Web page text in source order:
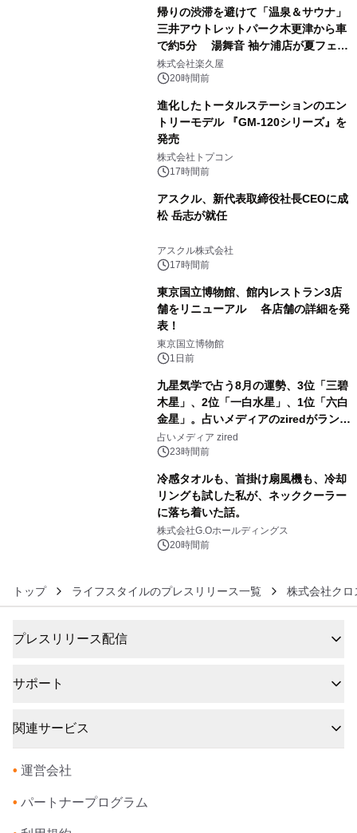
帰りの渋滞を避けて「温泉＆サウナ」
三井アウトレットパーク木更津から車
で約5分 湯舞音 袖ケ浦店が夏フェア
メニューを提供
株式会社楽久屋
20時間前
進化したトータルステーションのエン
トリーモデル 『GM-120シリーズ』を
発売
株式会社トプコン
17時間前
アスクル、新代表取締役社長CEOに成
松 岳志が就任
アスクル株式会社
17時間前
東京国立博物館、館内レストラン3店
舗をリニューアル 各店舗の詳細を発
表！
東京国立博物館
1日前
九星気学で占う8月の運勢、3位「三碧
木星」、2位「一白水星」、1位「六白
金星」。占いメディアのziredがランキ
ングを発表
占いメディア zired
23時間前
冷感タオルも、首掛け扇風機も、冷却
リングも試した私が、ネッククーラー
に落ち着いた話。
株式会社G.Oホールディングス
20時間前
トップ ライフスタイルのプレスリリース一覧 株式会社クロ
プレスリリース配信
サポート
関連サービス
• 運営会社
• パートナープログラム